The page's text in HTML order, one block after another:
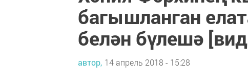
багышланган
белән бүлешә
автор, 14 апрель 2018 - 15:28